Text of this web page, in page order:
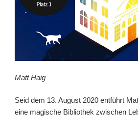
Matt Haig
Seid dem 13. August 2020 entführt
eine magische Bibliothek zwischen